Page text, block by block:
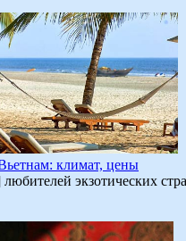
климат, цены
экзотических